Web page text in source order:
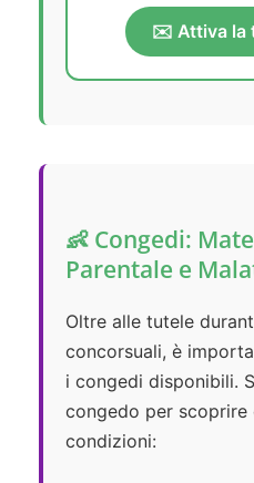
✉️ Attiva la
👶 Congedi:
Parentale e
Oltre alle tutele
concorsuali, è
i congedi disponibili.
congedo per
condizioni: